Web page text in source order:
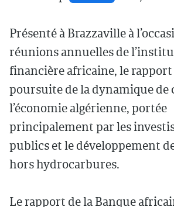
Présenté à Brazzaville à
réunions annuelles de
financière africaine, le
poursuite de la dynamique de
l’économie algérienne, portée
principalement par les
publics et le développement
hors hydrocarbures.
Le rapport de la Banque